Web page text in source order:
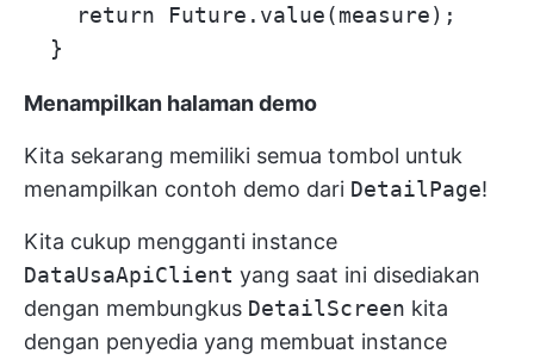
    return Future.value(measure);
Menampilkan halaman demo
Kita sekarang memiliki semua tombol untuk
menampilkan contoh demo dari DetailPage!
Kita cukup mengganti instance
DataUsaApiClient yang saat ini disediakan
dengan membungkus DetailScreen kita
dengan penyedia yang membuat instance